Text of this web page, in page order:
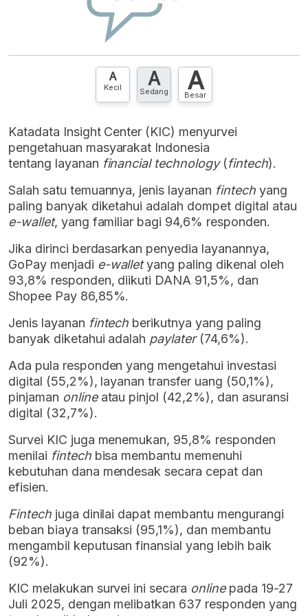
A
Kecil A
Sedang A
Besar
Katadata Insight Center (KIC) menyurvei
pengetahuan masyarakat Indonesia
tentang layanan financial technology(fintech).
Salah satu temuannya, jenis layanan fintech yang
paling banyak diketahui adalah dompet digital atau
e-wallet, yang familiar bagi 94,6% responden.
Jika dirinci berdasarkan penyedia layanannya,
GoPay menjadi e-walletyang paling dikenal oleh
93,8% responden, diikuti DANA 91,5%, dan
Shopee Pay 86,85%.
Jenis layanan fintech berikutnya yang paling
banyak diketahui adalah paylater (74,6%).
Ada pula responden yang mengetahui investasi
digital (55,2%), layanan transfer uang (50,1%),
pinjaman onlineatau pinjol (42,2%), dan asuransi
digital (32,7%).
Survei KIC juga menemukan, 95,8% responden
menilai fintechbisa membantu memenuhi
kebutuhan dana mendesak secara cepat dan
efisien.
Fintechjuga dinilai dapat membantu mengurangi
beban biaya transaksi (95,1%), dan membantu
mengambil keputusan finansial yang lebih baik
(92%).
KIC melakukan survei ini secara onlinepada 19-27
Juli 2025, dengan melibatkan 637 responden yang